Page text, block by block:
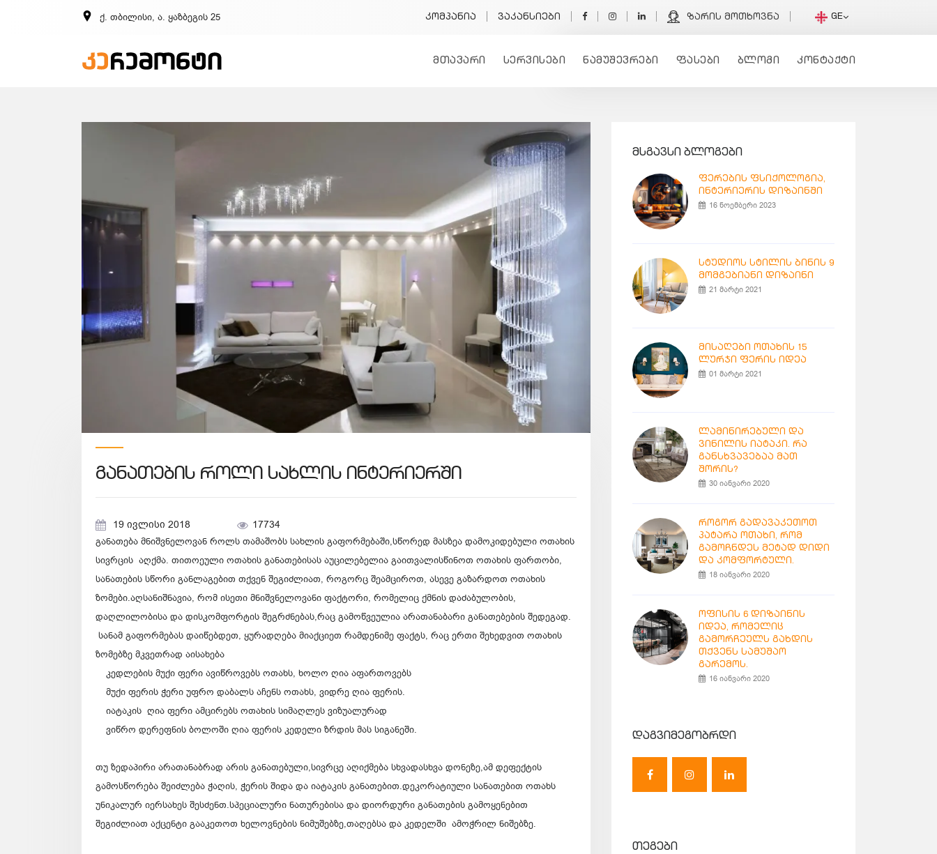
ქ. თბილისი, ა. ყაზბეგის 25 კომპანია ვაკანსიები ზარის მოთხოვნა GE
მთავარი სერვისები ნამუშევრები ფასები ბლოგი კონტაქტი
განათების როლი სახლის ინტერიერში
19 ივლისი 2018 17734
განათება მნიშვნელოვან როლს თამაშობს სახლის გაფორმებაში,სწორედ მასზეა დამოკიდებული ოთახის
სივრცის აღქმა. თითოეული ოთახის განათებისას აუცილებელია გაითვალისწინოთ ოთახის ფართობი,
სანათების სწორი განლაგებით თქვენ შეგიძლიათ, როგორც შეამციროთ, ასევე გაზარდოთ ოთახის
ზომები.აღსანიშნავია, რომ ისეთი მნიშვნელოვანი ფაქტორი, რომელიც ქმნის დაძაბულობის,
დაღლილობისა და დისკომფორტის შეგრძნებას,რაც გამოწვეულია არათანაბარი განათებების შედეგად.
სანამ გაფორმებას დაიწებდეთ, ყურადღება მიაქციეთ რამდენიმე ფაქტს, რაც ერთი შეხედვით ოთახის
ზომებზე მკვეთრად აისახება
კედლების მუქი ფერი ავიწროვებს ოთახს, ხოლო ღია აფართოვებს
მუქი ფერის ჭერი უფრო დაბალს აჩენს ოთახს, ვიდრე ღია ფერის.
იატაკის ღია ფერი ამცირებს ოთახის სიმაღლეს ვიზუალურად
ვიწრო დერეფნის ბოლოში ღია ფერის კედელი ზრდის მას სიგანეში.
თუ ზედაპირი არათანაბრად არის განათებული,სივრცე აღიქმება სხვადასხვა დონეზე,ამ დეფექტის
გამოსწორება შეიძლება ჭაღის, ჭერის შიდა და იატაკის განათებით.დეკორატიული სანათებით ოთახს
უნიკალურ იერსახეს შესძენთ.სპეციალური ნათურებისა და დიორდური განათების გამოყენებით
შეგიძლიათ აქცენტი გააკეთოთ ხელოვნების ნიმუშებზე,თაღებსა და კედელში ამოჭრილ ნიშებზე.
მსგავსი ბლოგები
ფერების ფსიქოლოგია,
ინტერიერის დიზაინში
16 ნოემბერი 2023
სტუდიოს სტილის ბინის 9
მომგებიანი დიზაინი
21 მარტი 2021
მისაღები ოთახის 15
ლურჯი ფერის იდეა
01 მარტი 2021
ლამინირებული და
ვინილის იატაკი. რა
განსხვავებაა მათ
შორის?
30 იანვარი 2020
როგორ გადავაკეთოთ
პატარა ოთახი, რომ
გამოჩნდეს მეტად დიდი
და კომფორტული.
18 იანვარი 2020
ოფისის 6 დიზაინის
იდეა, რომელიც
გამორჩეულს გახდის
თქვენს სამუშაო
გარემოს.
16 იანვარი 2020
დაგვიმეგობრდი
თეგები